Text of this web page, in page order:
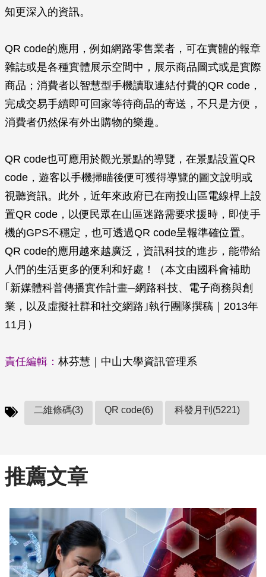
知更深入的資訊。
QR code的應用，例如網路零售業者，可在實體的報章
雜誌或是各種實體展示空間中，展示商品圖式或是實際
商品；消費者以智慧型手機讀取連結付費的QR code，
完成交易手續即可回家等待商品的寄送，不只是方便，
消費者仍然保有外出購物的樂趣。
QR code也可應用於觀光景點的導覽，在景點設置QR
code，遊客以手機掃瞄後便可獲得導覽的圖文說明或
視聽資訊。此外，近年來政府已在南投山區電線桿上設
置QR code，以便民眾在山區迷路需要求援時，即使手
機的GPS不穩定，也可透過QR code呈報準確位置。
QR code的應用越來越廣泛，資訊科技的進步，能帶給
人們的生活更多的便利和好處！（本文由國科會補助
｢新媒體科普傳播實作計畫─網路科技、電子商務與創
業，以及虛擬社群和社交網路｣執行團隊撰稿｜2013年
11月）
責任編輯： 林芬慧｜中山大學資訊管理系
二維條碼(3) QR code(6) 科發月刊(5221)
推薦文章